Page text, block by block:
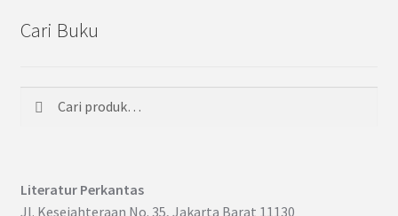
Cari Buku
Pencarian
Literatur Perkantas
Jl. Kesejahteraan No. 35, Jakarta Barat 11130